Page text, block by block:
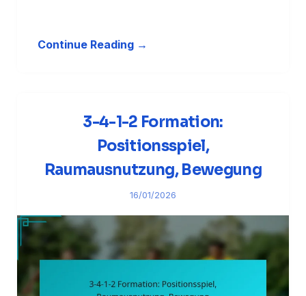
Continue Reading →
3-4-1-2 Formation:
Positionsspiel,
Raumausnutzung, Bewegung
16/01/2026